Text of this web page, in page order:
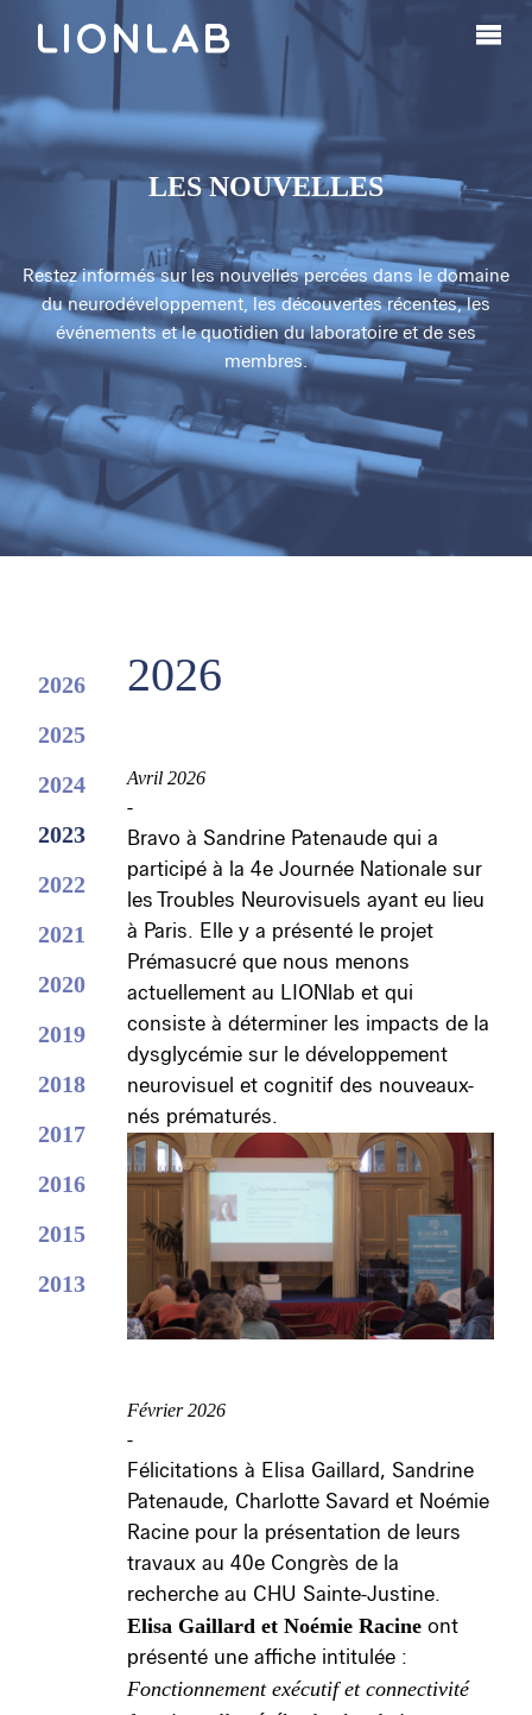
LES NOUVELLES
Restez informés sur les nouvelles percées dans le domaine
du neurodéveloppement, les découvertes récentes, les
événements et le quotidien du laboratoire et de ses
membres.
2026
2025
2024
2023
2022
2021
2020
2019
2018
2017
2016
2015
2013
2026
Avril 2026
-
Bravo à Sandrine Patenaude qui a
participé à la 4e Journée Nationale sur
les Troubles Neurovisuels ayant eu lieu
à Paris. Elle y a présenté le projet
Prémasucré que nous menons
actuellement au LIONlab et qui
consiste à déterminer les impacts de la
dysglycémie sur le développement
neurovisuel et cognitif des nouveaux-
nés prématurés.
Février 2026
-
Félicitations à Elisa Gaillard, Sandrine
Patenaude, Charlotte Savard et Noémie
Racine pour la présentation de leurs
travaux au 40e Congrès de la
recherche au CHU Sainte-Justine.
Elisa Gaillard et Noémie Racine ont
présenté une affiche intitulée :
Fonctionnement exécutif et connectivité